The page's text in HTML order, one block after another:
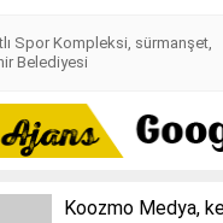
Spor Kompleksi, sürmanşet,
Belediyesi
Koozmo Medya,